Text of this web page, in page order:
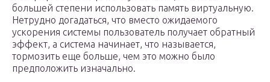
большей степени использовать память виртуальную.
Нетрудно догадаться, что вместо ожидаемого
ускорения системы пользователь получает обратный
эффект, а система начинает, что называется,
тормозить еще больше, чем это можно было
предположить изначально.